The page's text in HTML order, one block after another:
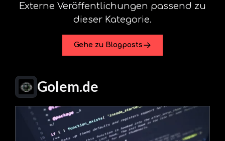
Externe Veröffentlichungen passend zu
dieser Kategorie.
Gehe zu Blogposts
Golem.de